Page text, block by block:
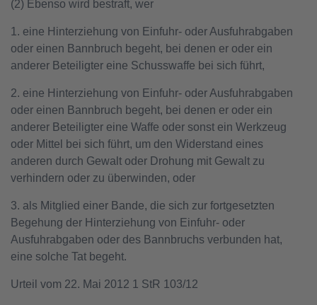
(2) Ebenso wird bestraft, wer
1. eine Hinterziehung von Einfuhr- oder Ausfuhrabgaben
oder einen Bannbruch begeht, bei denen er oder ein
anderer Beteiligter eine Schusswaffe bei sich führt,
2. eine Hinterziehung von Einfuhr- oder Ausfuhrabgaben
oder einen Bannbruch begeht, bei denen er oder ein
anderer Beteiligter eine Waffe oder sonst ein Werkzeug
oder Mittel bei sich führt, um den Widerstand eines
anderen durch Gewalt oder Drohung mit Gewalt zu
verhindern oder zu überwinden, oder
3. als Mitglied einer Bande, die sich zur fortgesetzten
Begehung der Hinterziehung von Einfuhr- oder
Ausfuhrabgaben oder des Bannbruchs verbunden hat,
eine solche Tat begeht.
Urteil vom 22. Mai 2012 1 StR 103/12